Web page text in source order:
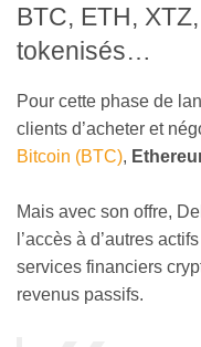
BTC, ETH,
tokenisés…
Pour cette phase de
clients d’acheter et
Bitcoin (BTC),
Mais avec son offre,
l’accès à d’autres
services financiers
revenus passifs.